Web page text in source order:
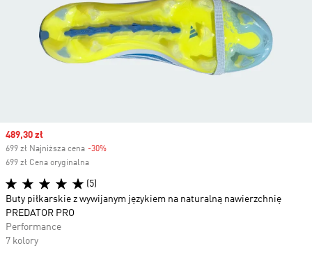
Sale price
489,30 zł
699 zł Najniższa cena -30%
699 zł Cena oryginalna
(5)
Buty piłkarskie z wywijanym językiem na naturalną nawierzchnię
PREDATOR PRO
Performance
7 kolory